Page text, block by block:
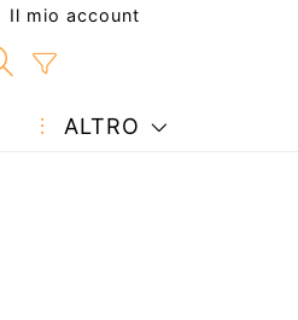
Il mio account
ALTRO